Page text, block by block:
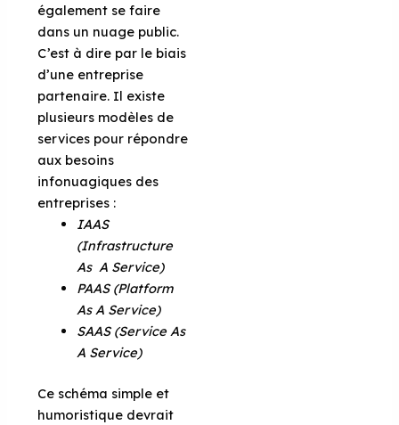
également se faire
dans un nuage public.
C’est à dire par le biais
d’une entreprise
partenaire. Il existe
plusieurs modèles de
services pour répondre
aux besoins
infonuagiques des
entreprises :
IAAS
(Infrastructure
As A Service)
PAAS (Platform
As A Service)
SAAS (Service As
A Service)
Ce schéma simple et
humoristique devrait